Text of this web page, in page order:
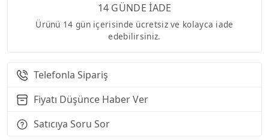
14 GÜNDE İADE
Ürünü 14 gün içerisinde ücretsiz ve kolayca iade
edebilirsiniz.
Telefonla Sipariş
Fiyatı Düşünce Haber Ver
Satıcıya Soru Sor